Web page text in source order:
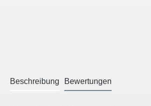
Beschreibung Bewertungen